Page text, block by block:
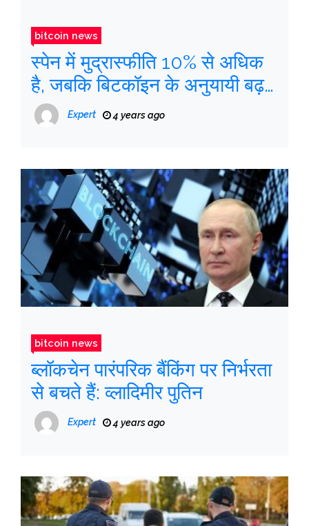
bitcoin news
स्पेन में मुद्रास्फीति 10% से अधिक
है, जबकि बिटकॉइन के अनुयायी बढ़
गए हैं
Expert 4 years ago
bitcoin news
ब्लॉकचेन पारंपरिक बैंकिंग पर निर्भरता
से बचते हैं: व्लादिमीर पुतिन
Expert 4 years ago